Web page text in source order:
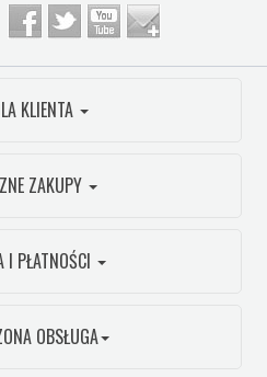
KLIENTA
ZAKUPY
I PŁATNOŚCI
OBSŁUGA